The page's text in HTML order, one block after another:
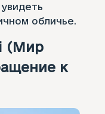
обличье.
(Мир
к